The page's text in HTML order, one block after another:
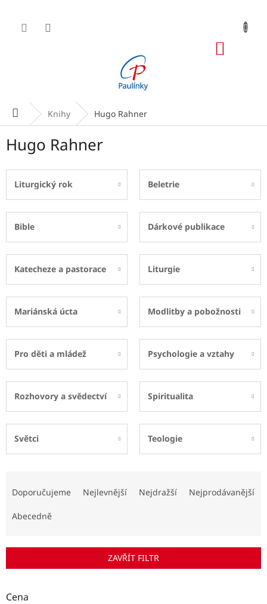
obsah
Domů Knihy Hugo Rahner
Hugo Rahner
Liturgický rok Beletrie
Bible Dárkové publikace
Katecheze a pastorace Liturgie
Mariánská úcta Modlitby a pobožnosti
Pro děti a mládež Psychologie a vztahy
Rozhovory a svědectví Spiritualita
Světci Teologie
r
d
Doporučujeme Nejlevnější Nejdražší Nejprodávanější
Abecedně
ZAVŘÍT FILTR
Cena